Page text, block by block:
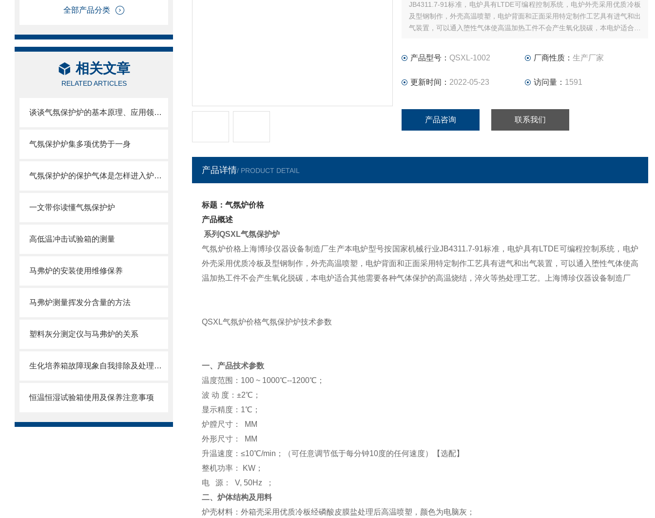
全部产品分类
相关文章
RELATED ARTICLES
谈谈气氛保护炉的基本原理、应用领域和优点
气氛保护炉集多项优势于一身
气氛保护炉的保护气体是怎样进入炉膛内的
一文带你读懂气氛保护炉
高低温冲击试验箱的测量
马弗炉的安装使用维修保养
马弗炉测量挥发分含量的方法
塑料灰分测定仪与马弗炉的关系
生化培养箱故障现象自我排除及处理方法
恒温恒湿试验箱使用及保养注意事项
JB4311.7-91标准，电炉具有LTDE可编程控制系统，电炉外壳采用优质冷板
及型钢制作，外壳高温喷塑，电炉背面和正面采用特定制作工艺具有进气和出
气装置，可以通入堕性气体使高温加热工件不会产生氧化脱碳，本电炉适合其
产品型号： QSXL-1002 厂商性质： 生产厂家
更新时间： 2022-05-23 访问量： 1591
产品咨询 联系我们
产品详情/ PRODUCT DETAIL
标题：气氛炉价格
产品概述
系列QSXL气氛保护炉
气氛炉价格 上海博珍仪器设备制造厂生产本电炉型号按国家机械行业JB4311.7-91标准，电炉具有LTDE可编程控制系统，电炉
外壳采用优质冷板及型钢制作，外壳高温喷塑，电炉背面和正面采用特定制作工艺具有进气和出气装置，可以通入堕性气体使高
温加热工件不会产生氧化脱碳，本电炉适合其他需要各种气体保护的高温烧结，淬火等热处理工艺。上海博珍仪器设备制造厂
QSXL气氛炉价格气氛保护炉技术参数
一、 产品技术参数
温度范围： 100 ~ 1000℃--1200℃ ；
波 动 度：±2℃ ；
显示精度： 1℃ ；
炉膛尺寸：
MM
外形尺寸：
MM
升温速度：≤10℃/min ；（可任意调节低于每分钟10度的任何速度）【选配】
整机功率：
KW ；
电
源： V, 50Hz
；
二、 炉体结构及用料
炉壳材料：外箱壳采用优质冷板经磷酸皮膜盐处理后高温喷塑，颜色为电脑灰；